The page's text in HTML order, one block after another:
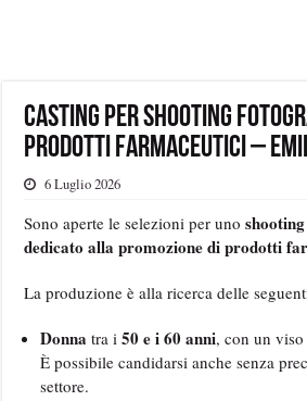
Casting per shooting
prodotti farmaceutici –
6 Luglio 2026
Sono aperte le selezioni per uno
dedicato alla promozione di prodotti
La produzione è alla ricerca delle
Donna tra i50 e i 60 anni, con un viso
È possibile candidarsi anche senza
settore.